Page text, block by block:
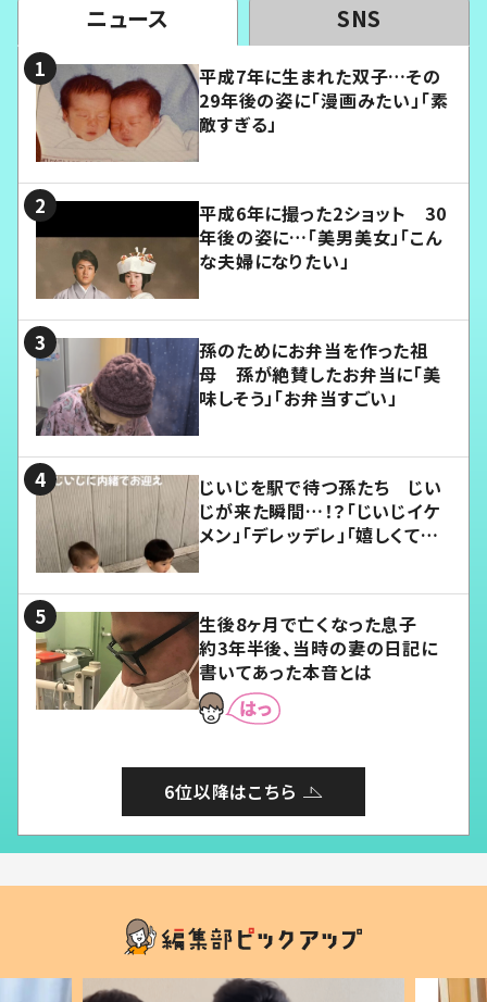
ニュース SNS
平成7年に生まれた双子…その
29年後の姿に「漫画みたい」「素
敵すぎる」
平成6年に撮った2ショット 30
年後の姿に…「美男美女」「こん
な夫婦になりたい」
孫のためにお弁当を作った祖
母 孫が絶賛したお弁当に「美
味しそう」「お弁当すごい」
じいじを駅で待つ孫たち じい
じが来た瞬間…！？「じいじイケ
メン」「デレッデレ」「嬉しくて可
生後8ヶ月で亡くなった息子
約3年半後、当時の妻の日記に
書いてあった本音とは
6位以降はこちら